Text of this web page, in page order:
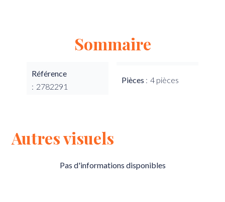
Sommaire
Référence
2782291
Pièces 4 pièces
Autres visuels
Pas d'informations disponibles